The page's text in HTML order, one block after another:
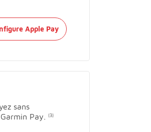
Apple Pay
sans
Pay.
(3)